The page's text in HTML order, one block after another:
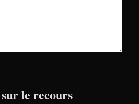
le recours